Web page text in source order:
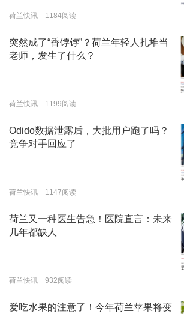
荷兰快讯 1184阅读
突然成了“香饽饽”？荷兰年轻人扎堆当
老师，发生了什么？
荷兰快讯 1199阅读
Odido数据泄露后，大批用户跑了吗？
竞争对手回应了
荷兰快讯 1147阅读
荷兰又一种医生告急！医院直言：未来
几年都缺人
荷兰快讯 932阅读
爱吃水果的注意了！今年荷兰苹果将变